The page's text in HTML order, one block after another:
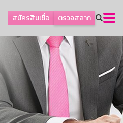
สมัครสินเชื่อ ตรวจสลาก